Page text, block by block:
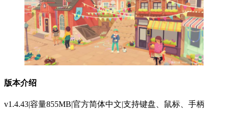
版本介绍
v1.4.43|容量855MB|官方简体中文|支持键盘、鼠标、手柄